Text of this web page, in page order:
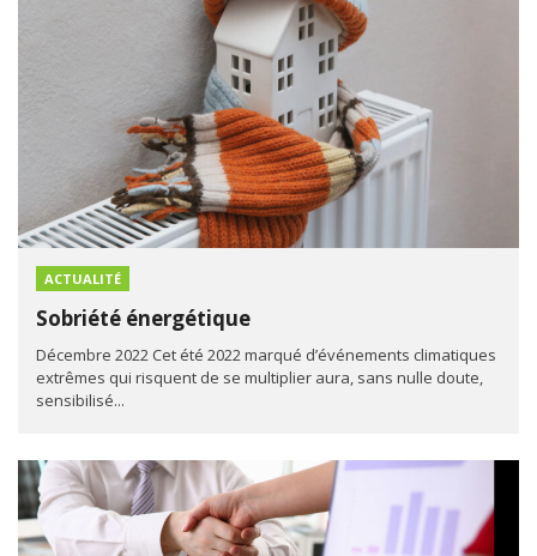
ACTUALITÉ
Sobriété énergétique
Décembre 2022 Cet été 2022 marqué d’événements climatiques
extrêmes qui risquent de se multiplier aura, sans nulle doute,
sensibilisé...